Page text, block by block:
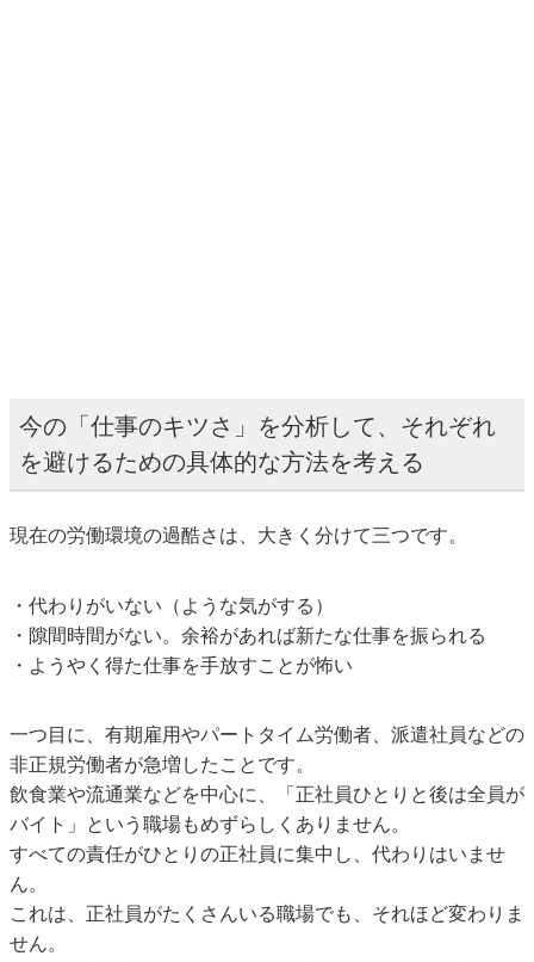
今の「仕事のキツさ」を分析して、それぞれ
を避けるための具体的な方法を考える
現在の労働環境の過酷さは、大きく分けて三つです。
・代わりがいない（ような気がする）
・隙間時間がない。余裕があれば新たな仕事を振られる
・ようやく得た仕事を手放すことが怖い
一つ目に、有期雇用やパートタイム労働者、派遣社員などの
非正規労働者が急増したことです。
飲食業や流通業などを中心に、「正社員ひとりと後は全員が
バイト」という職場もめずらしくありません。
すべての責任がひとりの正社員に集中し、代わりはいませ
ん。
これは、正社員がたくさんいる職場でも、それほど変わりま
せん。